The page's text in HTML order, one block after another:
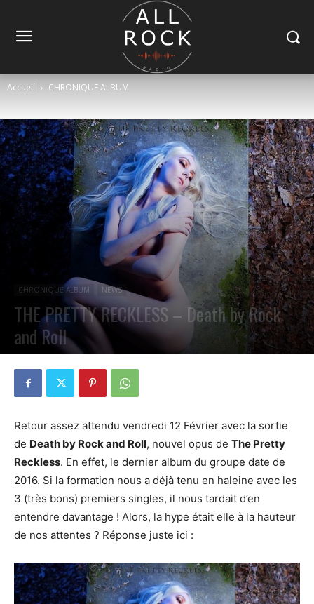
Accueil CHRONIQUE ALBUM
CHRONIQUE ALBUM NEWS
THE PRETTY RECKLESS – Death by Rock
and Roll
Retour assez attendu vendredi 12 Février avec la sortie
de Death by Rock and Roll, nouvel opus de The Pretty
Reckless. En effet, le dernier album du groupe date de
2016. Si la formation nous a déjà tenu en haleine avec les
3 (très bons) premiers singles, il nous tardait d’en
entendre davantage ! Alors, la hype était elle à la hauteur
de nos attentes ? Réponse juste ici :